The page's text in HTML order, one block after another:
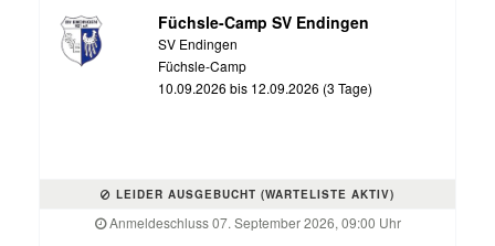
Füchsle-Camp SV Endingen
SV Endingen
Füchsle-Camp
10.09.2026 bis 12.09.2026 (3 Tage)
LEIDER AUSGEBUCHT (WARTELISTE AKTIV)
Anmeldeschluss 07. September 2026, 09:00 Uhr